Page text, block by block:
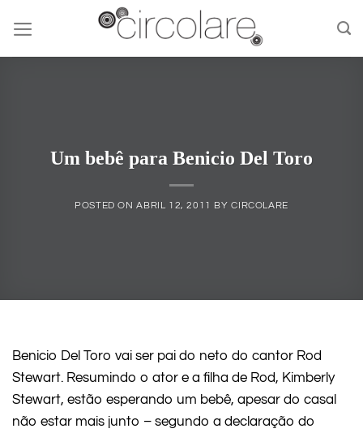
content
Um bebê para Benicio Del Toro
POSTED ONABRIL 12, 2011 BYCIRCOLARE
Benicio Del Toro vai ser pai do neto do cantor Rod
Stewart. Resumindo o ator e a filha de Rod, Kimberly
Stewart, estão esperando um bebê, apesar do casal
não estar mais junto – segundo a declaração do